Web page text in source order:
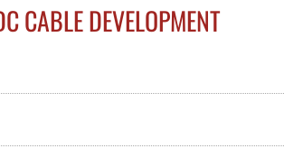
CABLE DEVELOPMENT